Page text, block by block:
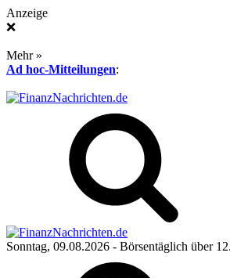
Anzeige
❌
Mehr »
Ad hoc-Mitteilungen:
Sonntag, 09.08.2026 - Börsentäglich über